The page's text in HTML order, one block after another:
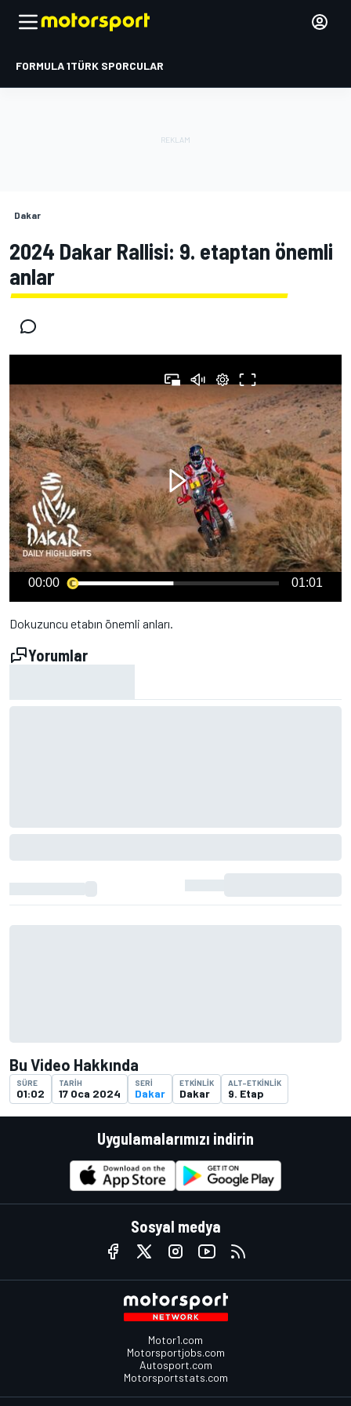
FORMULA 1TÜRK SPORCULAR
Dakar
2024 Dakar Rallisi: 9. etaptan önemli
anlar
00:00 01:01
Dokuzuncu etabın önemli anları.
Yorumlar
Bu Video Hakkında
SÜRE
01:02
TARIH
17 Oca 2024
SERI
Dakar
ETKINLIK
Dakar
ALT-ETKINLIK
9. Etap
Uygulamalarımızı indirin
Sosyal medya
Motor1.com
Motorsportjobs.com
Autosport.com
Motorsportstats.com